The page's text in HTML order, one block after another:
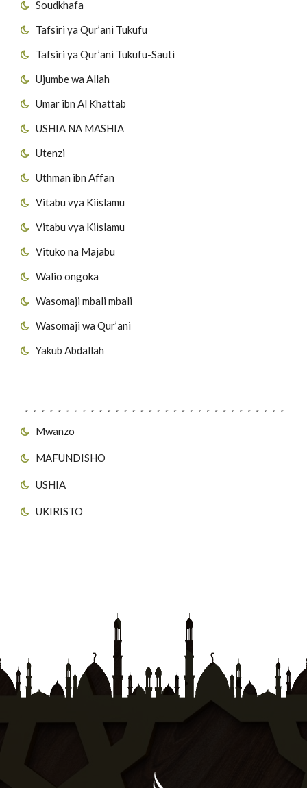
Soudkhafa
Tafsiri ya Qur’ani Tukufu
Tafsiri ya Qur’ani Tukufu-Sauti
Ujumbe wa Allah
Umar ibn Al Khattab
USHIA NA MASHIA
Utenzi
Uthman ibn Affan
Vitabu vya Kiislamu
Vitabu vya Kiislamu
Vituko na Majabu
Walio ongoka
Wasomaji mbali mbali
Wasomaji wa Qur’ani
Yakub Abdallah
Mwanzo
MAFUNDISHO
USHIA
UKIRISTO